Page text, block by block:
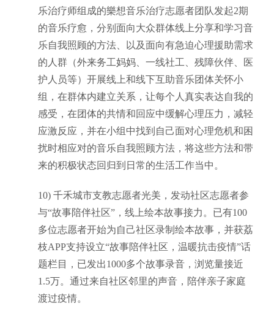
乐治疗师组成的樂想音乐治疗志愿者团队发起2期
的音乐疗愈，分别面向大众群体线上分享和学习音
乐自我照顾的方法、以及面向有急迫心理援助需求
的人群（外来务工妈妈、一线社工、残障伙伴、医
护人员等）开展线上和线下互助音乐团体关怀小
组，在群体内建立关系，让每个人真实表达自我的
感受，在团体的共情和回应中缓解心理压力，减轻
应激反应，并在小组中找到自己面对心理危机和困
扰时相应对的音乐自我照顾方法，将这些方法和带
来的积极状态回归到日常的生活工作当中。
10) 千禾城市支教志愿者光美，发动社区志愿者参
与“故事陪伴社区”，线上绘本故事接力。已有100
多位志愿者开始为自己社区录制绘本故事，并获荔
枝APP支持设立“故事陪伴社区，温暖抗击疫情”话
题栏目，已发出1000多个故事录音，浏览量接近
1.5万。通过来自社区邻里的声音，陪伴亲子家庭
渡过疫情。